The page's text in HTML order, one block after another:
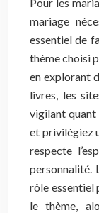
mariage
essentiel de
thème choisi
en explorant
livres, les
vigilant quant
et privilégiez
respecte
personnalité.
rôle essentiel
le thème,